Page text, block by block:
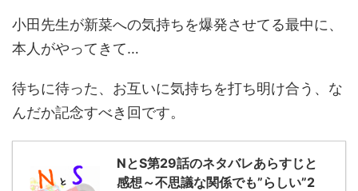
小田先生が新菜への気持ちを爆発させてる最中に、
本人がやってきて…
待ちに待った、お互いに気持ちを打ち明け合う、な
んだか記念すべき回です。
NとS第29話のネタバレあらすじと
感想～不思議な関係でも”らしい”2